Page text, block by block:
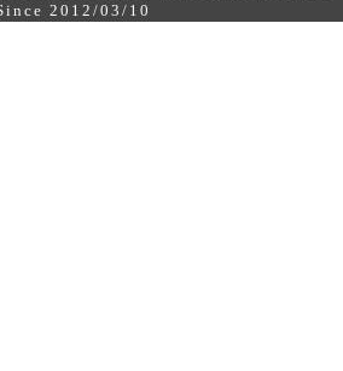
2012/03/10